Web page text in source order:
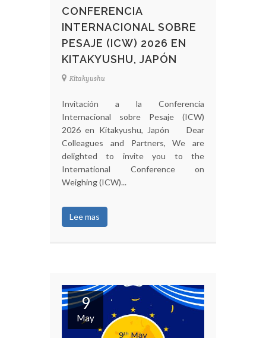
CONFERENCIA
INTERNACIONAL SOBRE
PESAJE (ICW) 2026 EN
KITAKYUSHU, JAPÓN
Kitakyushu
Invitación a la Conferencia
Internacional sobre Pesaje (ICW)
2026 en Kitakyushu, Japón Dear
Colleagues and Partners, We are
delighted to invite you to the
International Conference on
Weighing (ICW)...
Lee mas
9
May